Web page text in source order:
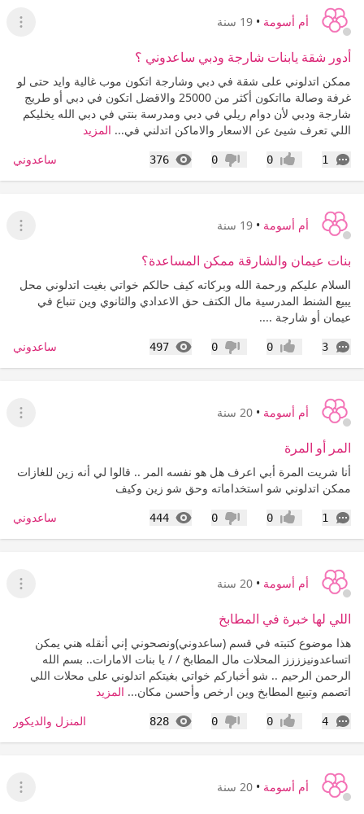
أم أسومة • 19 سنة
عرض
أدور شقة يابنات شارجة ودبي ساعدوني ؟
ممكن اتدلوني على شقة في دبي وشارجة اتكون موب غالية وايد حتى لو
غرفة وصالة مااتكون أكثر من 25000 والاقضل اتكون في دبي أو طريج
شارجة ودبي لأن دوام ريلي في دبي ومدرسة بنتي في دبي الله يخليكم
اللي تعرف شيئ عن الاسعار والاماكن اتدلني في... المزيد
1
التعليقات إعجاب0 عدم إعجاب
0
376
المشاهدات ساعدوني
أم أسومة • 19 سنة
عرض
بنات عيمان والشارقة ممكن المساعدة؟
السلام عليكم ورحمة الله وبركاته كيف حالكم خواتي بغيت اتدلوني محل
يبيع الشنط المدرسية مال الكتف حق الاعدادي والثانوي وين تنباع في
عيمان أو شارجة ....
3
التعليقات إعجاب0 عدم إعجاب
0
497
المشاهدات ساعدوني
أم أسومة • 20 سنة
عرض
المر أو المرة
أنا شريت المرة أبي اعرف هل هو نفسه المر .. قالوا لي أنه زين للغازات
ممكن اتدلوني شو استخداماته وحق شو زين وكيف
1
التعليقات إعجاب0 عدم إعجاب
0
444
المشاهدات ساعدوني
أم أسومة • 20 سنة
عرض
اللي لها خبرة في المطابخ
هذا موضوع كتبته في قسم (ساعدوني)ونصحوني إني أنقله هني يمكن
اتساعدونيزززز المحلات مال المطابخ / / يا بنات الامارات.. بسم الله
الرحمن الرحيم .. شو أخباركم خواتي بغيتكم اتدلوني على محلات اللي
اتصمم وتبيع المطابخ وين ارخص وأحسن مكان... المزيد
4
التعليقات إعجاب0 عدم إعجاب
0
828
المشاهدات المنزل والديكور
أم أسومة • 20 سنة
عرض